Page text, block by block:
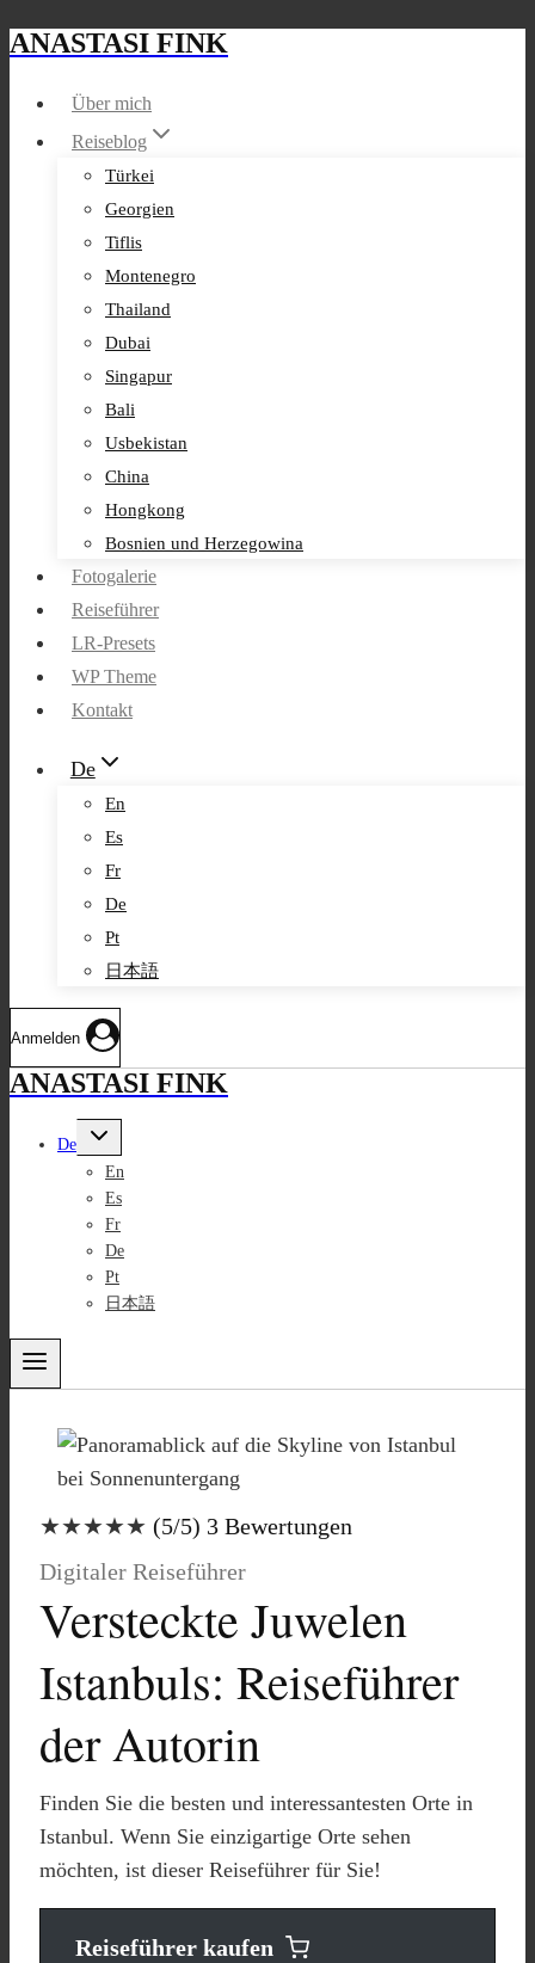
Zum
springen
ANASTASI FINK
Über mich
Reiseblog
Türkei
Georgien
Tiflis
Montenegro
Thailand
Dubai
Singapur
Bali
Usbekistan
China
Hongkong
Bosnien und Herzegowina
Fotogalerie
Reiseführer
LR-Presets
WP Theme
Kontakt
De
En
Es
Fr
De
Pt
日本語
Anmelden
ANASTASI FINK
De
Untermenü
En
Es
Fr
De
Pt
日本語
★★★★★ (5/5) 3 Bewertungen
Digitaler Reiseführer
Versteckte Juwelen
Istanbuls: Reiseführer
der Autorin
Finden Sie die besten und interessantesten Orte in
Istanbul. Wenn Sie einzigartige Orte sehen
möchten, ist dieser Reiseführer für Sie!
Reiseführer kaufen